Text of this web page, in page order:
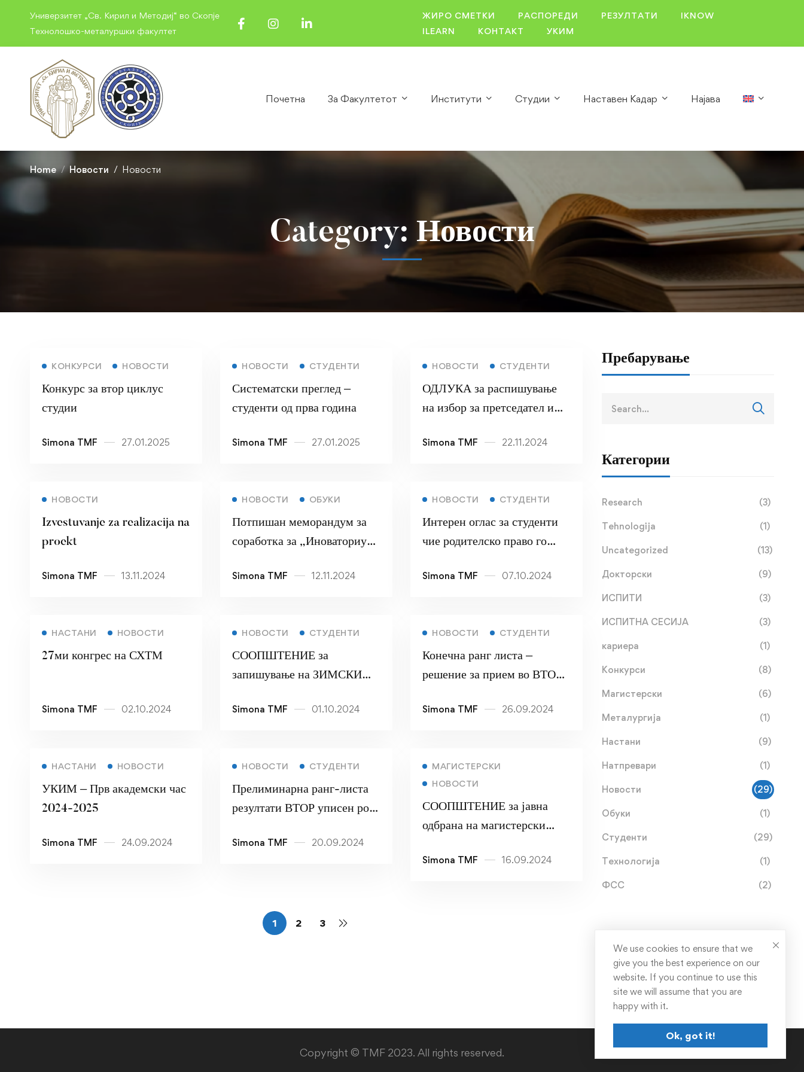
Универзитет „Св. Кирил и Методиј“ во Скопје
Технолошко-металуршки факултет
ЖИРО СМЕТКИ РАСПОРЕДИ РЕЗУЛТАТИ
IKNOW
ILEARN
КОНТАКТ УКИМ
Почетна За Факултетот Институти Студии Наставен Кадар Најава
Home Новости Новости
Category: Новости
КОНКУРСИ НОВОСТИ
Конкурс за втор циклус
студии
Simona TMF 27.01.2025
НОВОСТИ СТУДЕНТИ
Систематски преглед –
студенти од прва година
Simona TMF 27.01.2025
НОВОСТИ СТУДЕНТИ
ОДЛУКА за распишување
на избор за претседател и
Simona TMF 22.11.2024
НОВОСТИ
Izvestuvanje za realizacija na
proekt
Simona TMF 13.11.2024
НОВОСТИ ОБУКИ
Потпишан меморандум за
соработка за „Иноваториум
и вештини“ за млади
Simona TMF 12.11.2024
НОВОСТИ СТУДЕНТИ
Интерен оглас за студенти
чие родителско право го
Simona TMF 07.10.2024
НАСТАНИ НОВОСТИ
27ми конгрес на СХТМ
Simona TMF 02.10.2024
НОВОСТИ СТУДЕНТИ
СООПШТЕНИЕ за
запишување на ЗИМСКИ
Simona TMF 01.10.2024
НОВОСТИ СТУДЕНТИ
Конечна ранг листа –
решение за прием во ВТОР
Simona TMF 26.09.2024
НАСТАНИ НОВОСТИ
УКИМ – Прв академски час
2024-2025
Simona TMF 24.09.2024
НОВОСТИ СТУДЕНТИ
Прелиминарна ранг-листа
резултати ВТОР уписен рок
Simona TMF 20.09.2024
МАГИСТЕРСКИ
НОВОСТИ
СООПШТЕНИЕ за јавна
одбрана на магистерски
Simona TMF 16.09.2024
1 2 3
Пребарување
Категории
Research (3)
Tehnologija (1)
Uncategorized (13)
Докторски (9)
ИСПИТИ (3)
ИСПИТНА СЕСИЈА (3)
кариера (1)
Конкурси (8)
Магистерски (6)
Металургија (1)
Настани (9)
Натпревари (1)
Новости (29)
Обуки (1)
Студенти (29)
Технологија (1)
ФСС (2)
Copyright © TMF 2023. All rights reserved.
We use cookies to ensure that we
give you the best experience on our
website. If you continue to use this
site we will assume that you are
happy with it.
Ok, got it!